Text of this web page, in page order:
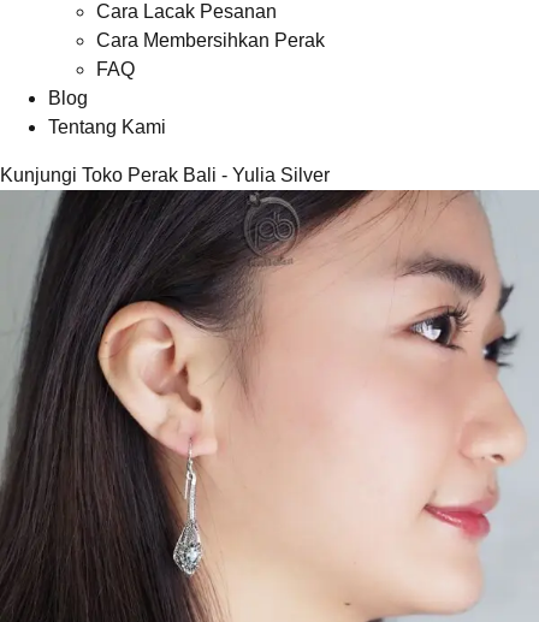
Cara Lacak Pesanan
Cara Membersihkan Perak
FAQ
Blog
Tentang Kami
Kunjungi Toko Perak Bali - Yulia Silver